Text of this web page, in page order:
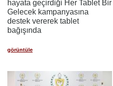
hayata geçirdiği Her Tablet Bir
Gelecek kampanyasına
destek vererek tablet
bağışında
görüntüle